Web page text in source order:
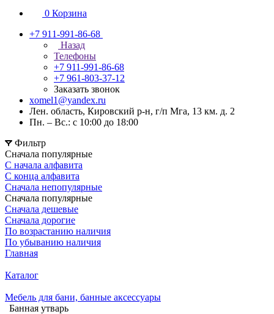
0 Корзина
+7 911-991-86-68
Назад
Телефоны
+7 911-991-86-68
+7 961-803-37-12
Заказать звонок
xomel1@yandex.ru
Лен. область, Кировский р-н, г/п Мга, 13 км. д. 2
Пн. – Вс.: с 10:00 до 18:00
Фильтр
Сначала популярные
С начала алфавита
С конца алфавита
Сначала непопулярные
Сначала популярные
Сначала дешевые
Сначала дорогие
По возрастанию наличия
По убыванию наличия
Главная
Каталог
Мебель для бани, банные аксессуары
Банная утварь